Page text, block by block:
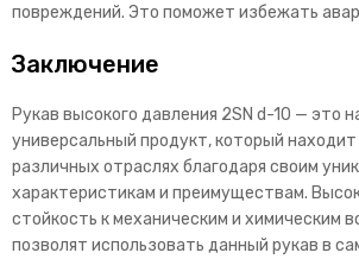
повреждений. Это поможет избежать
Заключение
Рукав высокого давления 2SN d-10 — это
универсальный продукт, который
различных отраслях благодаря своим
характеристикам и преимуществам.
стойкость к механическим и химическим
позволят использовать данный рукав в